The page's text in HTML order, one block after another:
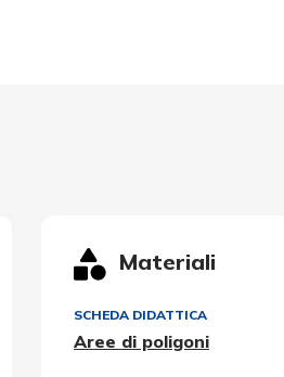
Materiali
SCHEDA DIDATTICA
Aree di poligoni